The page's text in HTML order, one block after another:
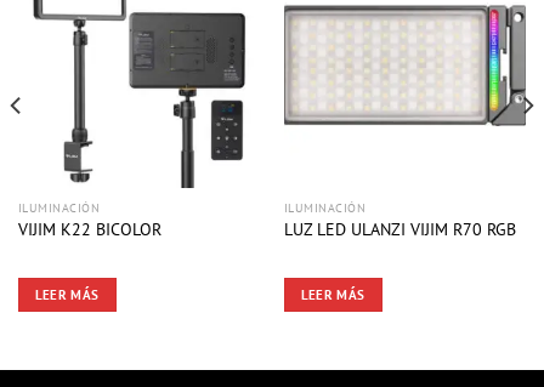
ILUMINACIÓN
VIJIM K22 BICOLOR
LEER MÁS
ILUMINACIÓN
LUZ LED ULANZI VIJIM R70 RGB
LEER MÁS